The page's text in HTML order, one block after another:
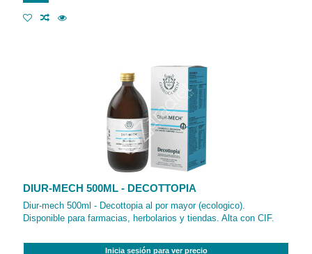
DIUR-MECH 500ML - DECOTTOPIA
Diur-mech 500ml - Decottopia al por mayor (ecologico).
Disponible para farmacias, herbolarios y tiendas. Alta con CIF.
Inicia sesión para ver precio